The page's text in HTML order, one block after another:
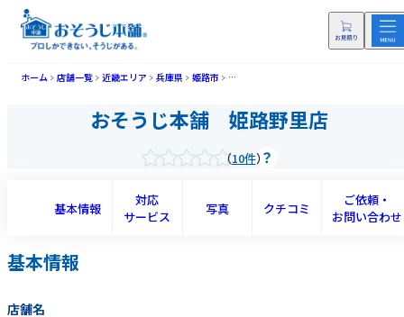
ホーム 店舗一覧 近畿エリア 兵庫県 姫路市 おそうじ本舗 姫路野里店(ヒメジノザト
おそうじ本舗 姫路野里店
10件
基本情報
対応
サービス
写真 クチコミ
ご依頼・
お問い合わせ
基本情報
店舗名